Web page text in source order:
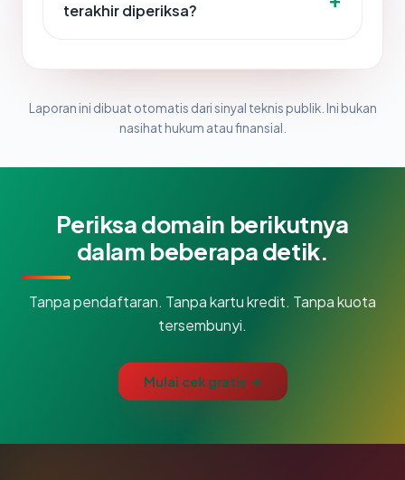
terakhir diperiksa?
Laporan ini dibuat otomatis dari sinyal teknis publik. Ini bukan
nasihat hukum atau finansial.
Periksa domain berikutnya
dalam beberapa detik.
Tanpa pendaftaran. Tanpa kartu kredit. Tanpa kuota
tersembunyi.
Mulai cek gratis →